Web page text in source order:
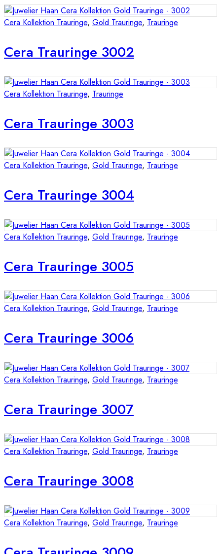
Cera Kollektion Trauringe, Gold Trauringe, Trauringe
Cera Trauringe 3002
Cera Kollektion Trauringe, Trauringe
Cera Trauringe 3003
Cera Kollektion Trauringe, Gold Trauringe, Trauringe
Cera Trauringe 3004
Cera Kollektion Trauringe, Gold Trauringe, Trauringe
Cera Trauringe 3005
Cera Kollektion Trauringe, Gold Trauringe, Trauringe
Cera Trauringe 3006
Cera Kollektion Trauringe, Gold Trauringe, Trauringe
Cera Trauringe 3007
Cera Kollektion Trauringe, Gold Trauringe, Trauringe
Cera Trauringe 3008
Cera Kollektion Trauringe, Gold Trauringe, Trauringe